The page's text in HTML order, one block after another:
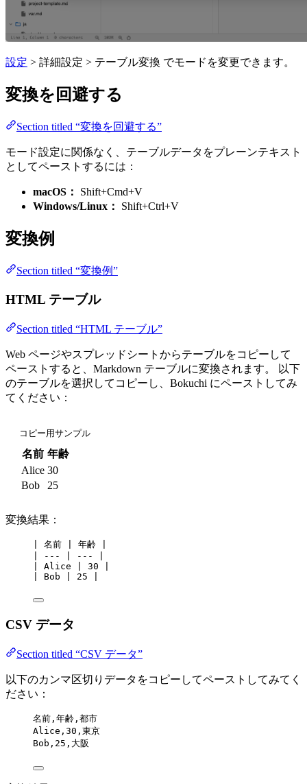
設定 > 詳細設定 > テーブル変換 でモードを変更できます。
変換を回避する
Section titled “変換を回避する”
モード設定に関係なく、テーブルデータをプレーンテキスト
としてペーストするには：
macOS：
Shift+Cmd+V
Windows/Linux：
Shift+Ctrl+V
変換例
Section titled “変換例”
HTML テーブル
Section titled “HTML テーブル”
Web ページやスプレッドシートからテーブルをコピーして
ペーストすると、Markdown テーブルに変換されます。 以下
のテーブルを選択してコピーし、Bokuchi にペーストしてみ
てください：
コピー用サンプル
名前 年齢
Alice 30
Bob
25
変換結果：
| 名前 | 年齢 |
| --- | --- |
| Alice | 30 |
| Bob | 25 |
CSV データ
Section titled “CSV データ”
以下のカンマ区切りデータをコピーしてペーストしてみてく
ださい：
名前,年齢,都市
Alice,30,東京
Bob,25,大阪